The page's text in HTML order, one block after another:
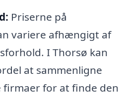
Priserne på
variere afhængigt af
I Thorsø kan
at sammenligne
for at finde den